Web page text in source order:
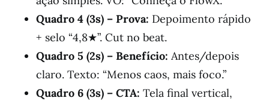
Quadro 4 (3s) – Prova: Depoimento rápido
+ selo “4,8★”. Cut no beat.
Quadro 5 (2s) – Benefício: Antes/depois
claro. Texto: “Menos caos, mais foco.”
Quadro 6 (3s) – CTA: Tela final vertical,